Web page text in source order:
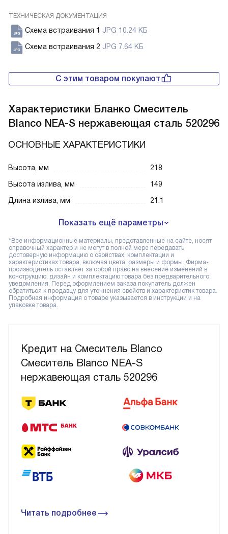
ТЕХНИЧЕСКАЯ ДОКУМЕНТАЦИЯ
Схема встраивания 1 JPG 10.24 КБ
Схема встраивания 2 JPG 7.64 КБ
Кредит на Смеситель Blanco
Смеситель Blanco NEA-S
нержавеющая сталь 520296
Читать подробнее
С этим товаром покупают
Характеристики Бланко Смеситель
Blanco NEA-S нержавеющая сталь 520296
ОСНОВНЫЕ ХАРАКТЕРИСТИКИ
Высота, мм
218
Высота излива, мм
149
Длина излива, мм
21.1
Показать ещё параметры
*Все информационные материалы, представленные на сайте, носят
справочный характер и не могут в полной мере передавать
достоверную информацию о свойствах, комплектации и
характеристиках товара, включая цвета, размеры и формы. Фирма-
производитель оставляет за собой право на внесение изменений в
конструкцию, дизайн и комплектацию товара без предварительного
уведомления. Перед оформлением заказа покупатель должен
обратиться к продавцу для уточнения свойств и характеристик товара.
Подробная информация о товаре указывается в инструкции и на
упаковке товара.